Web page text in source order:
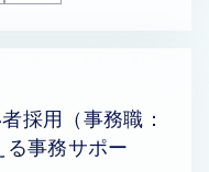
採用（事務職：
事務サポー